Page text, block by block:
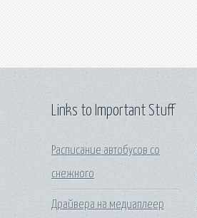
Links to Important Stuff
Расписание автобусов со
снежного
Драйвера на медиаплеер